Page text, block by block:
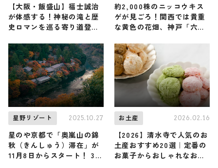
【大阪・飯盛山】福士誠治
が体感する！神秘の滝と歴
史ロマンを巡る寄り道登山
企画）
約2,000株のニッコウキス
ゲが見ごろ！関西では貴重
な黄色の花畑、神戸「六甲
｜兵庫県
星野リゾート 2025.10.27
星のや京都で「奥嵐山の錦
秋（きんしゅう）滞在」が
11月8日からスタート！ 3つ
お土産 2026.02.16
【2026】清水寺で人気のお
土産おすすめ20選｜定番の
お菓子からおしゃれなお土